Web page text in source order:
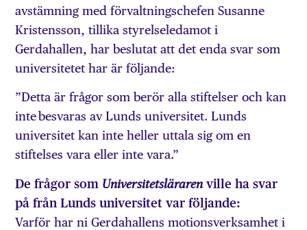
avstämning med förvaltningschefen Susanne
Kristensson, tillika styrelseledamot i
Gerdahallen, har beslutat att det enda svar som
universitetet har är följande:
”Detta är frågor som berör alla stiftelser och kan
inte besvaras av Lunds universitet. Lunds
universitet kan inte heller uttala sig om en
stiftelses vara eller inte vara.”
De frågor som Universitetslärarenville ha svar
på från Lunds universitet var följande:
Varför har ni Gerdahallens motionsverksamhet i